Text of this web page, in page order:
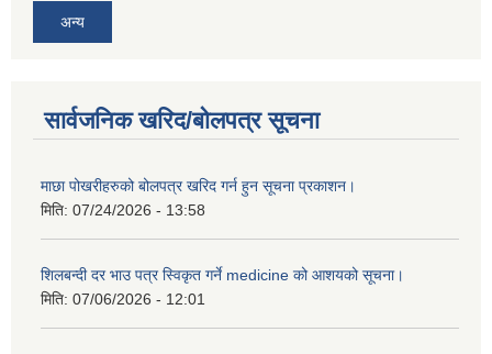
अन्य
सार्वजनिक खरिद/बोलपत्र सूचना
माछा पोखरीहरुको बोलपत्र खरिद गर्न हुन सूचना प्रकाशन।
मिति: 07/24/2026 - 13:58
शिलबन्दी दर भाउ पत्र स्विकृत गर्ने medicine को आशयको सूचना।
मिति: 07/06/2026 - 12:01